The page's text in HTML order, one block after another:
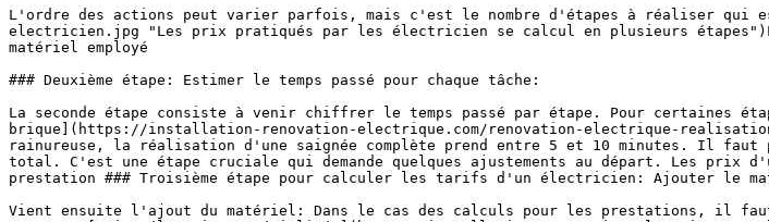
L'ordre des actions peut varier parfois, mais c'est le nombre d'étapes à réaliser
electricien.jpg "Les prix pratiqués par les électricien se calcul en plusieurs
matériel employé
### Deuxième étape: Estimer le temps passé pour chaque tâche:
La seconde étape consiste à venir chiffrer le temps passé par étape. Pour certaines
brique](https://installation-renovation-electrique.com/renovation-electrique-
rainureuse, la réalisation d'une saignée complète prend entre 5 et 10 minutes. Il faut
total. C'est une étape cruciale qui demande quelques ajustements au départ. Les prix
prestation ### Troisième étape pour calculer les tarifs d'un électricien: Ajouter le
Vient ensuite l'ajout du matériel: Dans le cas des calculs pour les prestations, il faut